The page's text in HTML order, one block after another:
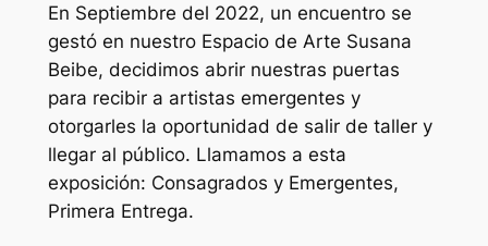
En Septiembre del 2022, un encuentro se
gestó en nuestro Espacio de Arte Susana
Beibe, decidimos abrir nuestras puertas
para recibir a artistas emergentes y
otorgarles la oportunidad de salir de taller y
llegar al público. Llamamos a esta
exposición: Consagrados y Emergentes,
Primera Entrega.